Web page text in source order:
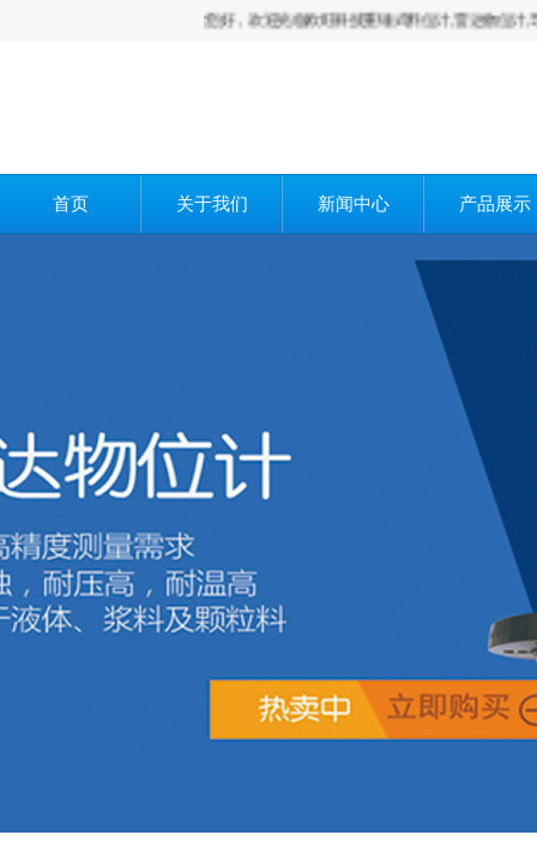
您好，欢迎光临欧旺科技重锤式料位计,雷达物位计,导波雷达物
首页 关于我们 新闻中心 产品展示